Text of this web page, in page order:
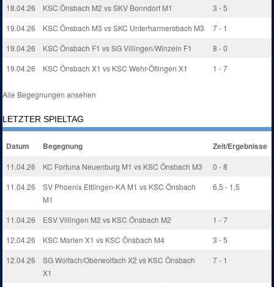
18.04.26 KSC Önsbach M2 vs SKV Bonndorf M1
3 - 5
19.04.26
KSC Önsbach M3 vs SKC Unterharmersbach M3
7 - 1
19.04.26
KSC Önsbach F1 vs SG Villingen/Winzeln F1
8 - 0
19.04.26
KSC Önsbach X1 vs KSC Wehr-Öflingen X1 1 - 7
Alle Begegnungen ansehen
LETZTER SPIELTAG
Datum Begegnung Zeit/Ergebnisse
11.04.26 KC Fortuna Neuenburg M1 vs KSC Önsbach M3
0 - 8
11.04.26
SV Phoenix Ettlingen-KA M1 vs KSC Önsbach
M1
6,5 - 1,5
11.04.26 ESV Villingen M2 vs KSC Önsbach M2
1 - 7
12.04.26
KSC Marlen X1 vs KSC Önsbach M4
3 - 5
12.04.26
SG Wolfach/Oberwolfach X2 vs KSC Önsbach
X1
7 - 1